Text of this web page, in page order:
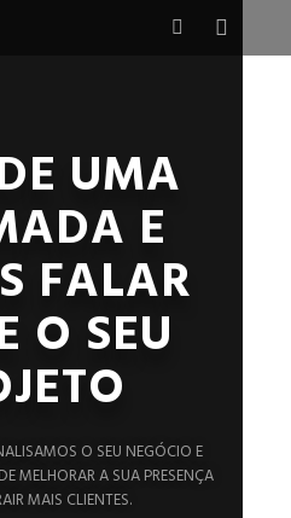
UMA
E
FALAR
O SEU
O SEU NEGÓCIO E
MELHORAR A SUA PRESENÇA
MAIS CLIENTES.